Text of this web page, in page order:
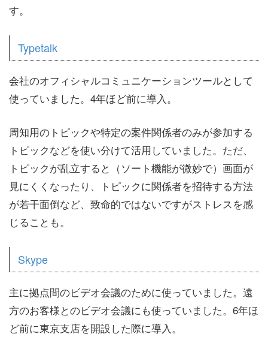
す。
Typetalk
会社のオフィシャルコミュニケーションツールとして
使っていました。4年ほど前に導入。
周知用のトピックや特定の案件関係者のみが参加する
トピックなどを使い分けて活用していました。ただ、
トピックが乱立すると（ソート機能が微妙で）画面が
見にくくなったり、トピックに関係者を招待する方法
が若干面倒など、致命的ではないですがストレスを感
じることも。
Skype
主に拠点間のビデオ会議のために使っていました。遠
方のお客様とのビデオ会議にも使っていました。6年ほ
ど前に東京支店を開設した際に導入。